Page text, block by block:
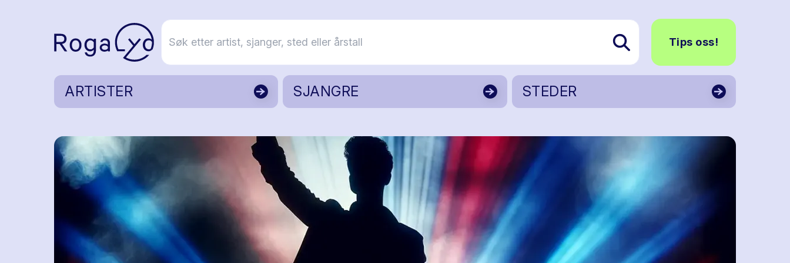
Tips oss!
ARTISTER SJANGRE STEDER